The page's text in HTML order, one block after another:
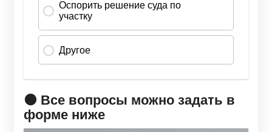
🟠 Все вопросы можно задать в
форме ниже